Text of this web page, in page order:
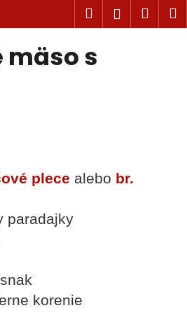
Hľadať
mäso s
plece alebo br.
paradajky
korenie